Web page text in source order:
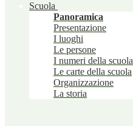
Scuola
Panoramica
Presentazione
I luoghi
Le persone
I numeri della scuola
Le carte della scuola
Organizzazione
La storia